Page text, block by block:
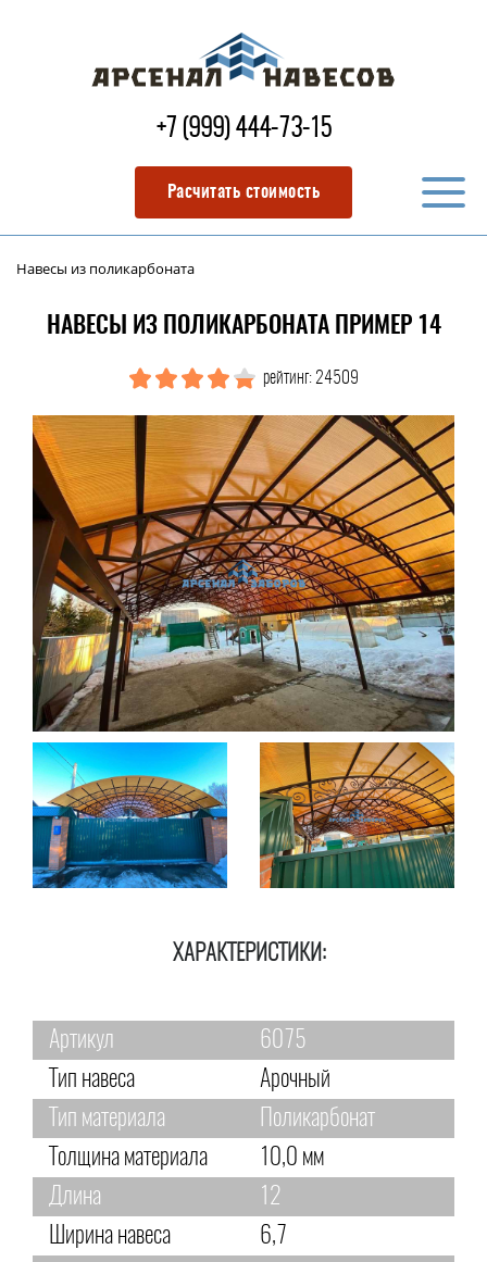
+7 (999) 444-73-15
Расчитать стоимость
Навесы из поликарбоната
НАВЕСЫ ИЗ ПОЛИКАРБОНАТА ПРИМЕР 14
рейтинг: 24509
ХАРАКТЕРИСТИКИ:
Артикул
6075
Тип навеса
Арочный
Тип материала
Поликарбонат
Толщина материала
10,0 мм
Длина
12
Ширина навеса
6,7